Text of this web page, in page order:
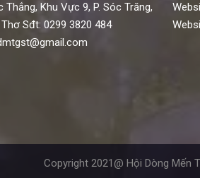
Thắng, Khu Vực 9, P. Sóc Trăng,
Thơ Sđt: 0299 3820 484
Copyright 2021@ Hội Dòng Mến